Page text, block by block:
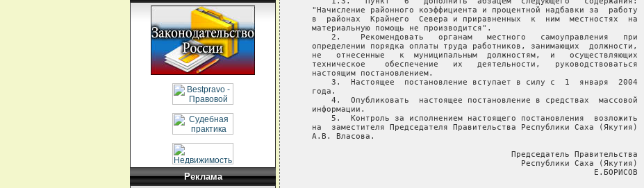
Реклама
   "Начисление районного коэффициента и процентной надбавки за  работу
   в  районах  Крайнего  Севера и приравненных  к  ним  местностях  на
   материальную помощь не производится".
       2.    Рекомендовать   органам   местного   самоуправления   при
   определении порядка оплаты труда работников, занимающих  должности,
   не   отнесенные   к  муниципальным  должностям,  и   осуществляющих
   техническое    обеспечение   их   деятельности,   руководствоваться
   настоящим постановлением.
       3.  Настоящее  постановление вступает в силу с  1  января  2004
   года.
       4.  Опубликовать  настоящее постановление в средствах  массовой
   информации.
       5.  Контроль за исполнением настоящего постановления  возложить
   на  заместителя Председателя Правительства Республики Саха (Якутия)
   А.В. Власова.
                                            Председатель Правительства
                                              Республики Саха (Якутия)
                                                             Е.БОРИСОВ